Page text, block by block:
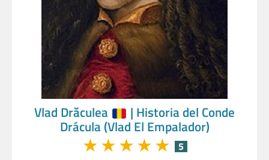
Vlad Drăculea | Historia del Conde
Drácula (Vlad El Empalador)
★★★★★ 5